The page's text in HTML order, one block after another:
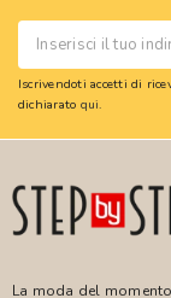
Iscrivendoti accetti di
dichiarato qui.
La moda del